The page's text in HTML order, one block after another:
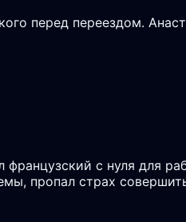
перед переездом.
с нуля для
пропал страх